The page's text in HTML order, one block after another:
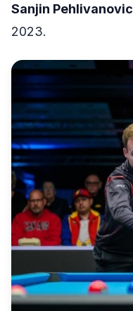
Sanjin Pehlivanovic
2023.